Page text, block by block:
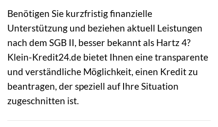
Benötigen Sie kurzfristig finanzielle
Unterstützung und beziehen aktuell Leistungen
nach dem SGB II, besser bekannt als Hartz 4?
Klein-Kredit24.de bietet Ihnen eine transparente
und verständliche Möglichkeit, einen Kredit zu
beantragen, der speziell auf Ihre Situation
zugeschnitten ist.